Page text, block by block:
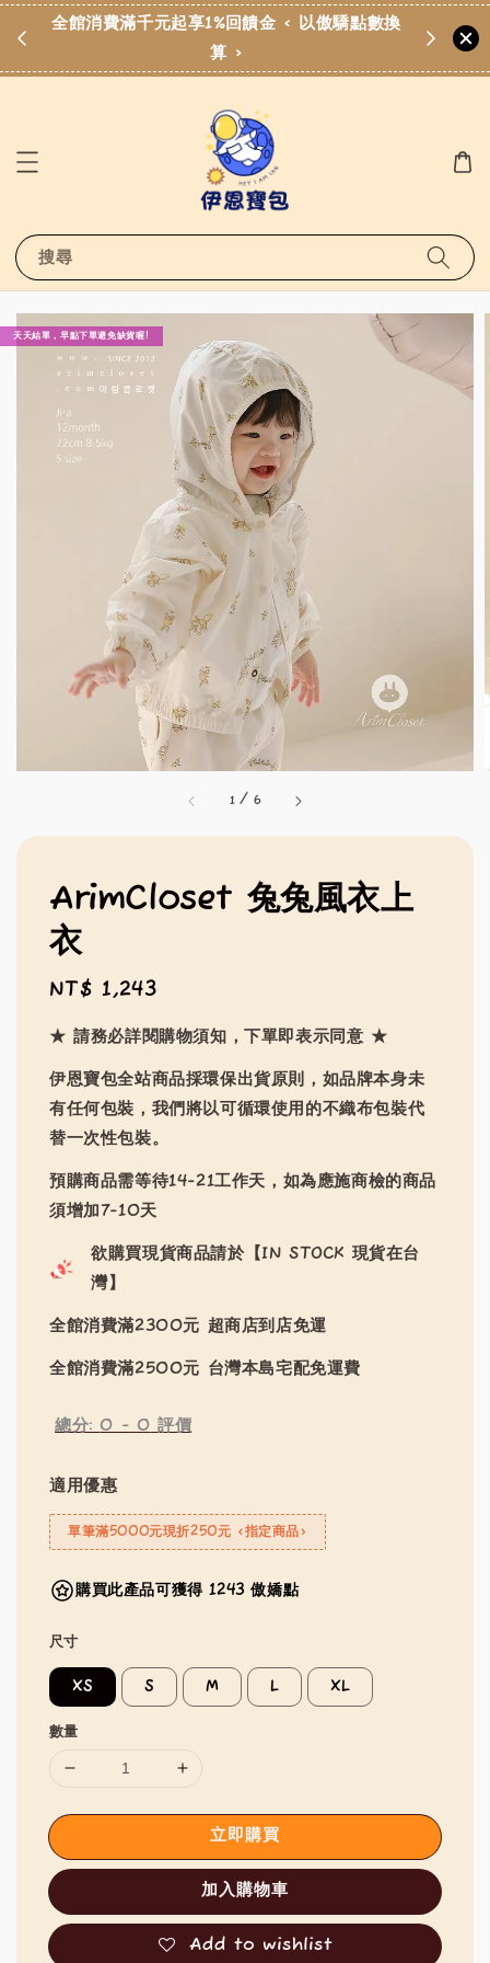
全館消費滿千元起享1%回饋金 < 以傲驕點數換
算 >
搜尋
1 / 6
天天結單，早點下單避免缺貨喔!
ArimCloset 兔兔風衣上
衣
Regular
NT$ 1,243
★ 請務必詳閱購物須知，下單即表示同意 ★
伊恩寶包全站商品採環保出貨原則，如品牌本身未
有任何包裝，我們將以可循環使用的不織布包裝代
替一次性包裝。
預購商品需等待14-21工作天，如為應施商檢的商品
須增加7-10天
欲購買現貨商品請於【IN STOCK 現貨在台
灣】
全館消費滿2300元 超商店到店免運
全館消費滿2500元 台灣本島宅配免運費
總分: 0 - 0 評價
適用優惠
單筆滿5000元現折250元 <指定商品>
購買此產品可獲得 1243 傲嬌點
尺寸
XS S M L XL
數量
立即購買
加入購物車
Add to wishlist